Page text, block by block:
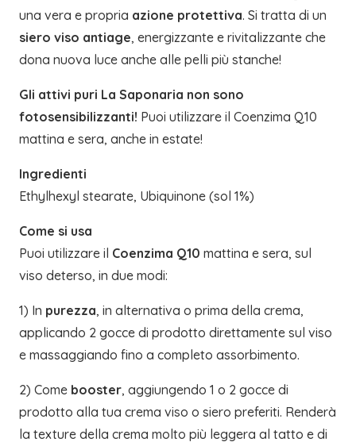
una vera e propria azione protettiva. Si tratta di un
siero viso antiage, energizzante e rivitalizzante che
dona nuova luce anche alle pelli più stanche!
Gli attivi puri La Saponaria non sono
fotosensibilizzanti! Puoi utilizzare il Coenzima Q10
mattina e sera, anche in estate!
Ingredienti
Ethylhexyl stearate, Ubiquinone (sol 1%)
Come si usa
Puoi utilizzare il Coenzima Q10 mattina e sera, sul
viso deterso, in due modi:
1) In purezza, in alternativa o prima della crema,
applicando 2 gocce di prodotto direttamente sul viso
e massaggiando fino a completo assorbimento.
2) Come booster, aggiungendo 1 o 2 gocce di
prodotto alla tua crema viso o siero preferiti. Renderà
la texture della crema molto più leggera al tatto e di